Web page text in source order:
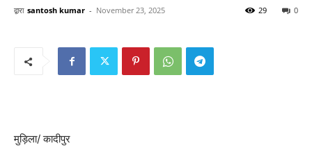
द्वारा santosh kumar - November 23, 2025 0
29
मुड़िला/ कादीपुर